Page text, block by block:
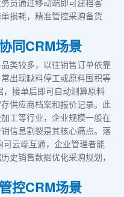
损耗，精准管控采购备货
同CRM场景
类较多，以往销售订单依靠
出现缺料停工或原料囤积等
接单后即可自动测算原料
供应商档案和报价记录。此
工等行业，企业规模一般在
信息割裂是其核心痛点。落
云端互通，企业管理者能
史销售数据优化采购规划，
控CRM场景